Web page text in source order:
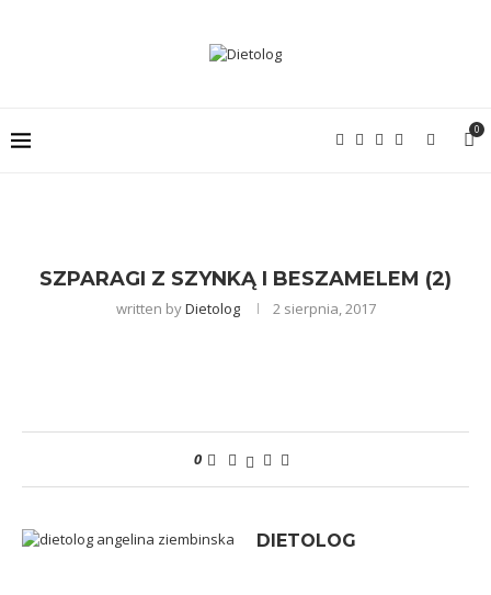
0
SZPARAGI Z SZYNKĄ I BESZAMELEM (2)
written byDietolog 2 sierpnia, 2017
0
DIETOLOG